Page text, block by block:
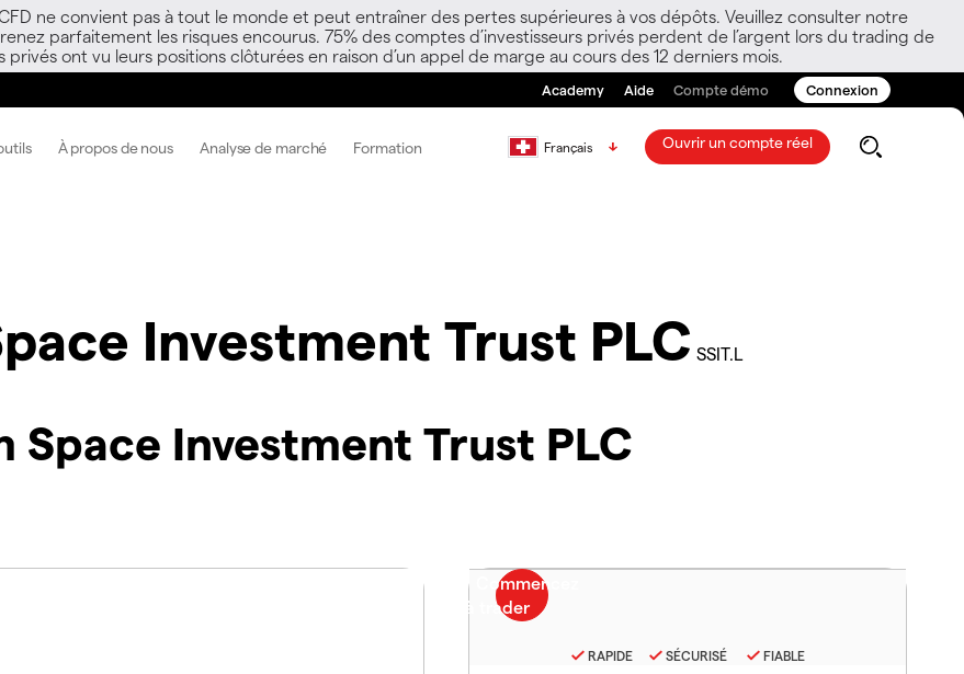
ne convient pas à tout le monde et peut entraîner des pertes supérieures à vos dépôts. Veuillez consulter notre
parfaitement les risques encourus. 75% des comptes d’investisseurs privés perdent de l’argent lors du trading de
ont vu leurs positions clôturées en raison d’un appel de marge au cours des 12 derniers mois.
Academy Aide Compte démo Connexion
À propos de nous Analyse de marché Formation Français Ouvrir un compte réel
Investment Trust PLC SSIT.L
Space Investment Trust PLC
RAPIDE SÉCURISÉ FIABLE